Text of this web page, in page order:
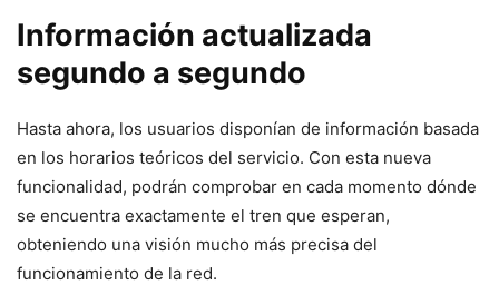
Información actualizada
segundo a segundo
Hasta ahora, los usuarios disponían de información basada
en los horarios teóricos del servicio. Con esta nueva
funcionalidad, podrán comprobar en cada momento dónde
se encuentra exactamente el tren que esperan,
obteniendo una visión mucho más precisa del
funcionamiento de la red.